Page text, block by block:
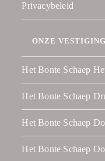
Privacybeleid
ONZE
Het Bonte Schaep
Het Bonte Schaep
Het Bonte Schaep
Het Bonte Schaep